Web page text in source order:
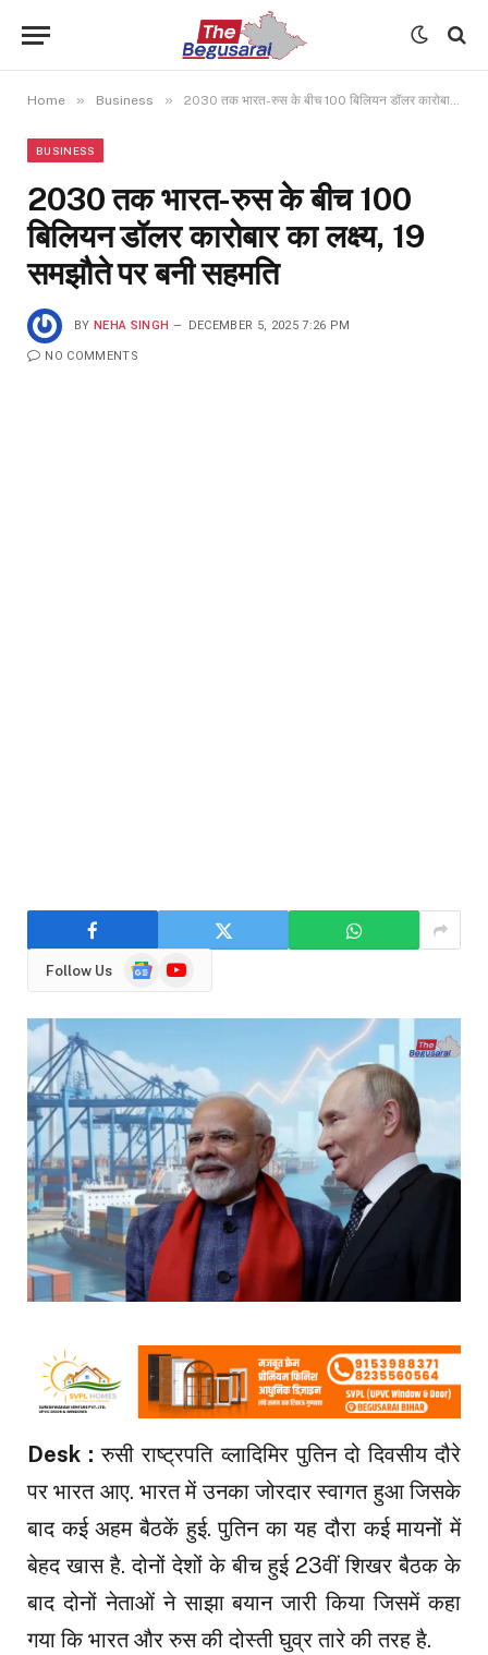
Home » Business » 2030 तक भारत-रुस के बीच 100 बिलियन डॉलर कारोबार का लक्ष्य, 19 समझौते पर बनी सहमति
BUSINESS
2030 तक भारत-रुस के बीच 100
बिलियन डॉलर कारोबार का लक्ष्य, 19
समझौते पर बनी सहमति
BY NEHA SINGH DECEMBER 5, 2025 7:26 PM
NO COMMENTS
Follow Us
GoogleYouTube
Desk :रुसी राष्ट्रपति व्लादिमिर पुतिन दो दिवसीय दौरे
पर भारत आए. भारत में उनका जोरदार स्वागत हुआ जिसके
बाद कई अहम बैठकें हुई. पुतिन का यह दौरा कई मायनों में
बेहद खास है. दोनों देशों के बीच हुई 23वीं शिखर बैठक के
बाद दोनों नेताओं ने साझा बयान जारी किया जिसमें कहा
गया कि भारत और रुस की दोस्ती घुव्र तारे की तरह है.